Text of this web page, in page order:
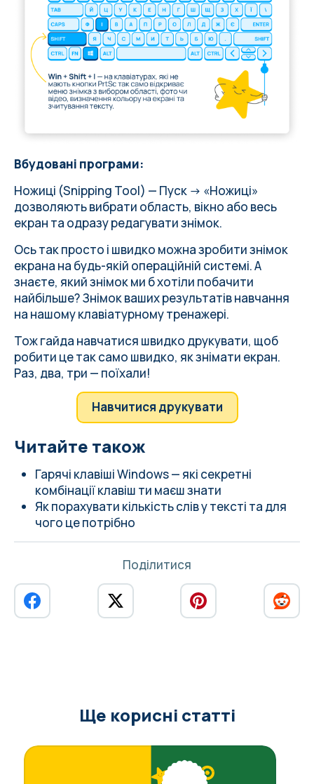
Вбудовані програми:
Ножиці (Snipping Tool) — Пуск → «Ножиці»
дозволяють вибрати область, вікно або весь
екран та одразу редагувати знімок.
Ось так просто і швидко можна зробити знімок
екрана на будь-якій операційній системі. А
знаєте, який знімок ми б хотіли побачити
найбільше? Знімок ваших результатів навчання
на нашому клавіатурному тренажері.
Тож гайда навчатися швидко друкувати, щоб
робити це так само швидко, як знімати екран.
Раз, два, три — поїхали!
Навчитися друкувати
Читайте також
Гарячі клавіші Windows — які секретні
комбінації клавіш ти маєш знати
Як порахувати кількість слів у тексті та для
чого це потрібно
Поділитися
Ще корисні статті